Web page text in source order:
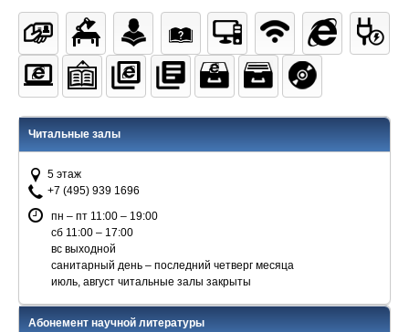
Читальные залы
5 этаж
+7 (495) 939 1696
пн – пт 11:00 – 19:00
сб 11:00 – 17:00
вс выходной
санитарный день – последний четверг месяца
июль, август читальные залы закрыты
Абонемент научной литературы